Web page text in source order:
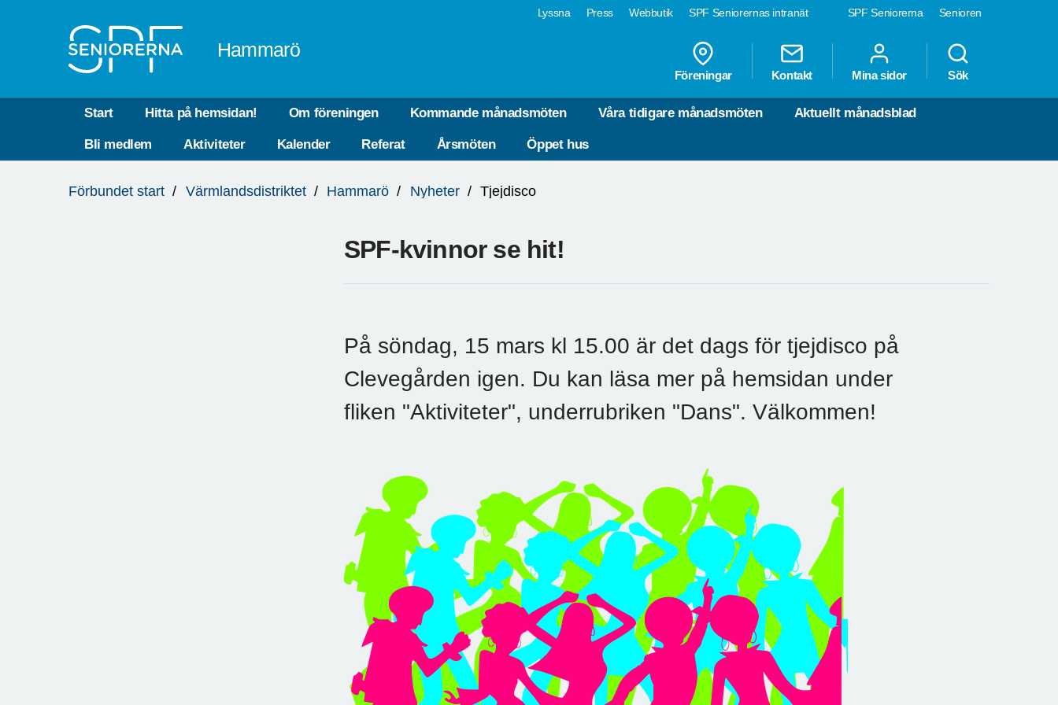
SPF Seniorerna Senioren
Lyssna Press Webbutik SPF Seniorernas intranät
Hammarö
Föreningar Kontakt Mina sidor Sök
Start Hitta på hemsidan! Om föreningen Kommande månadsmöten Våra tidigare månadsmöten Aktuellt månadsblad
Bli medlem Aktiviteter Kalender Referat Årsmöten Öppet hus
är
Förbundet start Värmlandsdistriktet Hammarö Nyheter Tjejdisco
SPF-kvinnor se hit!
På söndag, 15 mars kl 15.00 är det dags för tjejdisco på
Clevegården igen. Du kan läsa mer på hemsidan under
fliken "Aktiviteter", underrubriken "Dans". Välkommen!